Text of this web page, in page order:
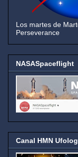
Los martes de
Perseverance
NASASpaceflight
Canal HMN